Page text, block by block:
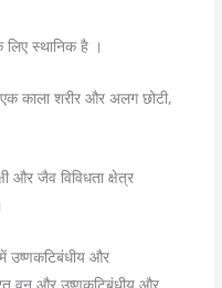
लिए स्थानिक है ।
एक काला शरीर और अलग छोटी,
और जैव विविधता क्षेत्र
उष्णकटिबंधीय और
वन और उष्णकटिबंधीय और